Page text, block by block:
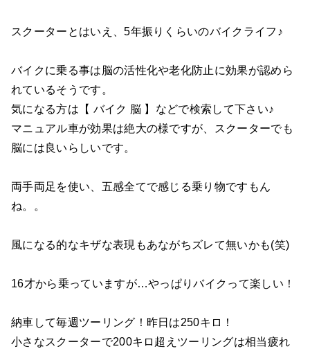
スクーターとはいえ、5年振りくらいのバイクライフ♪
バイクに乗る事は脳の活性化や老化防止に効果が認めら
れているそうです。
気になる方は【 バイク 脳 】などで検索して下さい♪
マニュアル車が効果は絶大の様ですが、スクーターでも
脳には良いらしいです。
両手両足を使い、五感全てで感じる乗り物ですもん
ね。。
風になる的なキザな表現もあながちズレて無いかも(笑)
16才から乗っていますが…やっぱりバイクって楽しい！
納車して毎週ツーリング！昨日は250キロ！
小さなスクーターで200キロ超えツーリングは相当疲れ